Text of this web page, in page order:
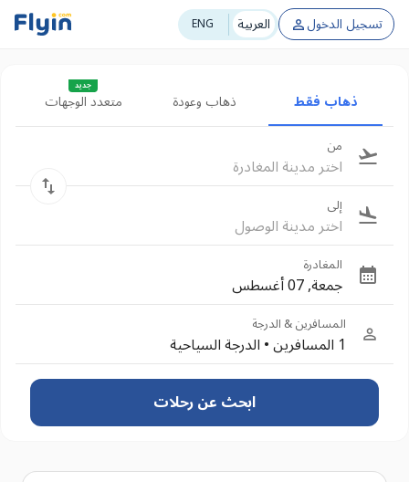
ENG العربية تسجيل الدخول
ذهاب فقط ذهاب وعودة متعدد الوجهات
جديد
من
اختر مدينة المغادرة
إلى
اختر مدينة الوصول
المغادرة
جمعة, 07 أغسطس
المسافرين & الدرجة
1 المسافرين •الدرجة السياحية
ابحث عن رحلات